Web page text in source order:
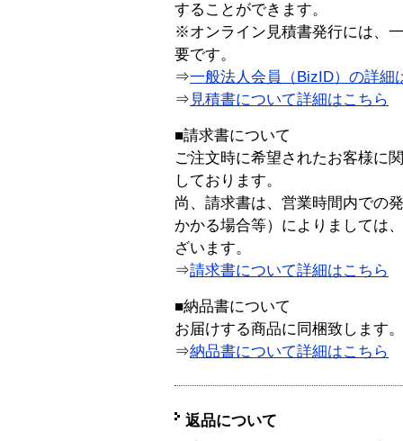
することができます。
※オンライン見積書発行には、
要です。
⇒一般法人会員（BizID）の詳細
⇒ 見積書について詳細はこちら
■請求書について
ご注文時に希望されたお客様に
しております。
尚、請求書は、営業時間内での
かかる場合等）によりましては
ざいます。
⇒請求書について詳細はこちら
■納品書について
お届けする商品に同梱致します。
⇒納品書について詳細はこちら
返品について